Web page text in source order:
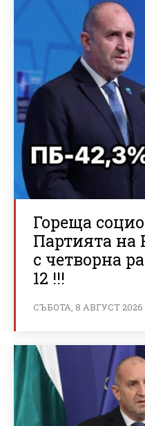
Гореща
Партията на
с четворна
12 !!!
СЪБОТА, 8 АВГУСТ 2026